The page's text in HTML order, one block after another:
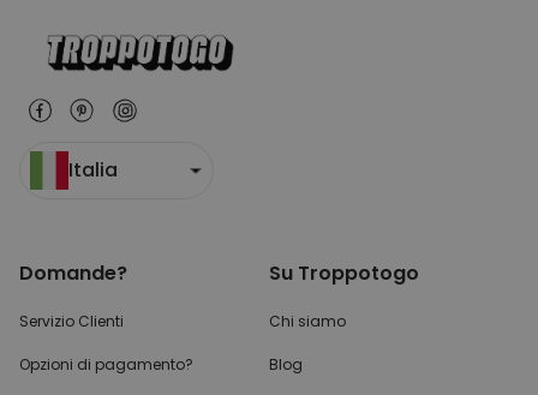
Italia
Domande?
Servizio Clienti
Opzioni di pagamento?
Su Troppotogo
Chi siamo
Blog